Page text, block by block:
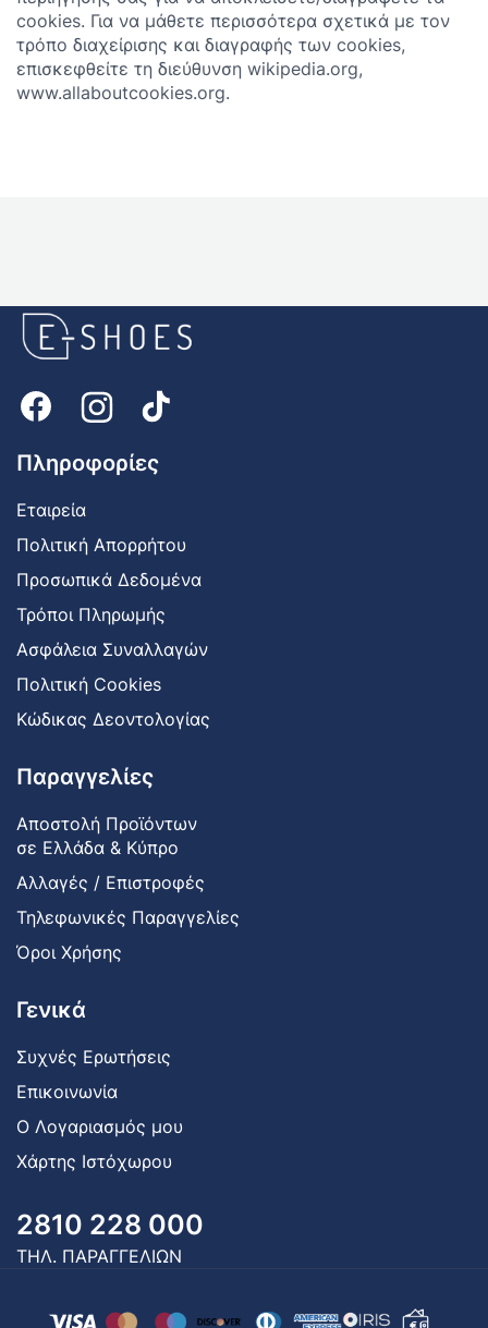
cookies. Για να μάθετε περισσότερα σχετικά με τον
τρόπο διαχείρισης και διαγραφής των cookies,
επισκεφθείτε τη διεύθυνση wikipedia.org,
www.allaboutcookies.org.
Πληροφορίες
Εταιρεία
Πολιτική Απορρήτου
Προσωπικά Δεδομένα
Τρόποι Πληρωμής
Ασφάλεια Συναλλαγών
Πολιτική Cookies
Κώδικας Δεοντολογίας
Παραγγελίες
Αποστολή Προϊόντων
σε Ελλάδα & Κύπρο
Αλλαγές / Επιστροφές
Τηλεφωνικές Παραγγελίες
Όροι Χρήσης
Γενικά
Συχνές Ερωτήσεις
Επικοινωνία
Ο Λογαριασμός μου
Χάρτης Ιστόχωρου
2810 228 000
ΤΗΛ. ΠΑΡΑΓΓΕΛΙΩΝ